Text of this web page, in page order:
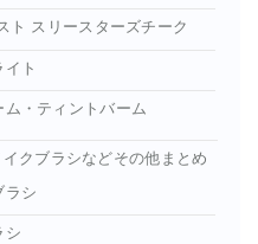
ト スリースターズチーク
ト
・ティントバーム
クブラシなどその他まとめ
ラシ
シ